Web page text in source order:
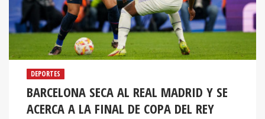
DEPORTES
BARCELONA SECA AL REAL MADRID Y SE
ACERCA A LA FINAL DE COPA DEL REY